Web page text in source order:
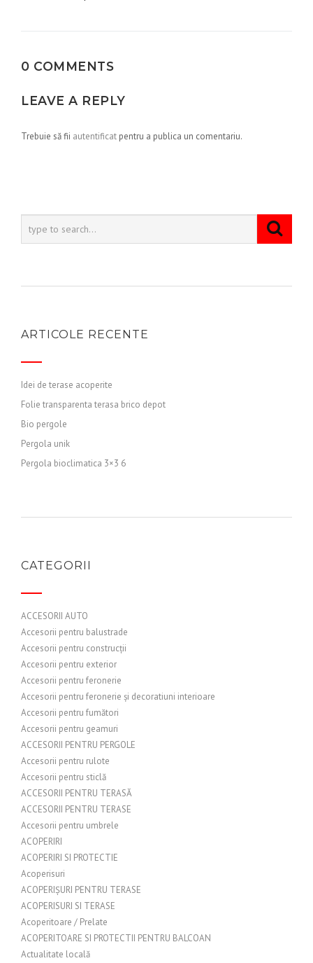
0 COMMENTS
LEAVE A REPLY
Trebuie să fii autentificat pentru a publica un comentariu.
ARTICOLE RECENTE
Idei de terase acoperite
Folie transparenta terasa brico depot
Bio pergole
Pergola unik
Pergola bioclimatica 3×3 6
CATEGORII
ACCESORII AUTO
Accesorii pentru balustrade
Accesorii pentru construcții
Accesorii pentru exterior
Accesorii pentru feronerie
Accesorii pentru feronerie și decoratiuni interioare
Accesorii pentru fumători
Accesorii pentru geamuri
ACCESORII PENTRU PERGOLE
Accesorii pentru rulote
Accesorii pentru sticlă
ACCESORII PENTRU TERASĂ
ACCESORII PENTRU TERASE
Accesorii pentru umbrele
ACOPERIRI
ACOPERIRI SI PROTECTIE
Acoperisuri
ACOPERIȘURI PENTRU TERASE
ACOPERISURI SI TERASE
Acoperitoare / Prelate
ACOPERITOARE SI PROTECTII PENTRU BALCOAN
Actualitate locală